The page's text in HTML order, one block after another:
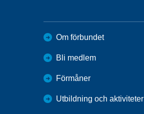
Om förbundet
Bli medlem
Förmåner
Utbildning och aktiviteter